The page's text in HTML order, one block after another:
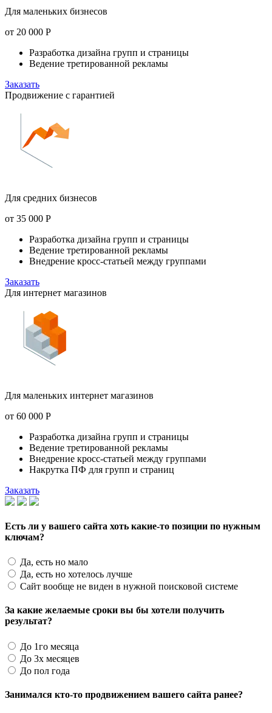
Для маленьких бизнесов
от 20 000 Р
Разработка дизайна групп и страницы
Ведение третированной рекламы
Заказать
Продвижение с гарантией
Для средних бизнесов
от 35 000 Р
Разработка дизайна групп и страницы
Ведение третированной рекламы
Внедрение кросс-статьей между группами
Заказать
Для интернет магазинов
Для маленьких интернет магазинов
от 60 000 Р
Разработка дизайна групп и страницы
Ведение третированной рекламы
Внедрение кросс-статьей между группами
Накрутка ПФ для групп и страниц
Заказать
Есть ли у вашего сайта хоть какие-то позиции по нужным
ключам?
Да, есть но мало
Да, есть но хотелось лучше
Сайт вообще не виден в нужной поисковой системе
За какие желаемые сроки вы бы хотели получить
результат?
До 1го месяца
До 3х месяцев
До пол года
Занимался кто-то продвижением вашего сайта ранее?